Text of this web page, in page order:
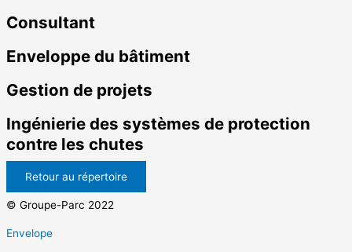
Consultant
Enveloppe du bâtiment
Gestion de projets
Ingénierie des systèmes de protection
contre les chutes
Retour au répertoire
© Groupe-Parc 2022
Envelope